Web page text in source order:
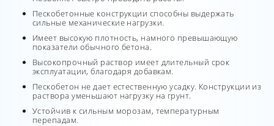
Пескобетонные конструкции способны выдержать
сильные механические нагрузки.
Имеет высокую плотность, намного превышающую
показатели обычного бетона.
Высокопрочный раствор имеет длительный срок
эксплуатации, благодаря добавкам.
Пескобетон не дает естественную усадку. Конструкции из
раствора уменьшают нагрузку на грунт.
Устойчив к сильным морозам, температурным
перепадам.